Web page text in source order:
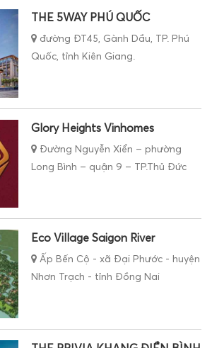
THE 5WAY PHÚ QUỐC
đường ĐT45, Gành Dầu, TP. Phú
Quốc, tỉnh Kiên Giang.
Glory Heights Vinhomes
Đường Nguyễn Xiển – phường
Long Bình – quận 9 – TP.Thủ Đức
Eco Village Saigon River
Ấp Bến Cộ - xã Đại Phước - huyện
Nhơn Trạch - tỉnh Đồng Nai